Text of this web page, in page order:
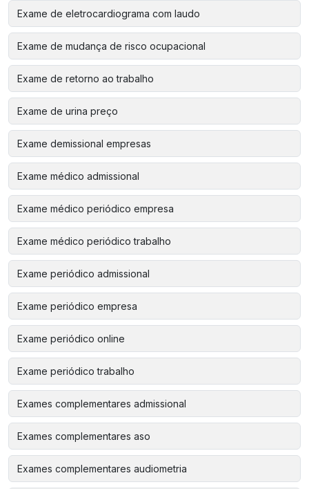
Exame de eletrocardiograma com laudo
Exame de mudança de risco ocupacional
Exame de retorno ao trabalho
Exame de urina preço
Exame demissional empresas
Exame médico admissional
Exame médico periódico empresa
Exame médico periódico trabalho
Exame periódico admissional
Exame periódico empresa
Exame periódico online
Exame periódico trabalho
Exames complementares admissional
Exames complementares aso
Exames complementares audiometria